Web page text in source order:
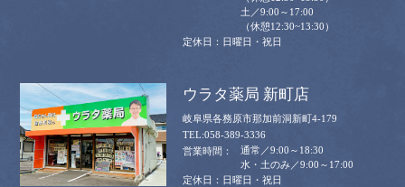
土／9:00～17:00
（休憩12:30~13:30）
日曜日・祝日
ウラタ薬局 新町店
岐阜県各務原市那加前洞新町4-179
058-389-3336
通常／9:00～18:30
水・土のみ／9:00～17:00
日曜日・祝日